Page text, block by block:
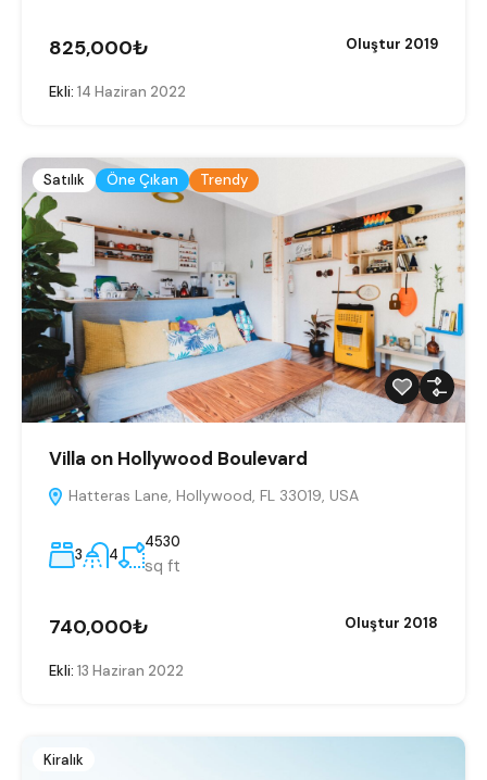
825,000₺ Oluştur 2019
Ekli: 14 Haziran 2022
Satılık Öne Çıkan Trendy
Villa on Hollywood Boulevard
Hatteras Lane, Hollywood, FL 33019, USA
3 4
4530
sq ft
740,000₺ Oluştur 2018
Ekli: 13 Haziran 2022
Kiralık